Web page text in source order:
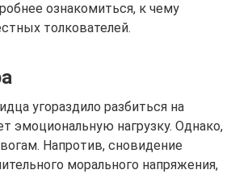
ознакомиться, к чему
толкователей.
угораздило разбиться на
эмоциональную нагрузку. Однако,
Напротив, сновидение
морального напряжения,